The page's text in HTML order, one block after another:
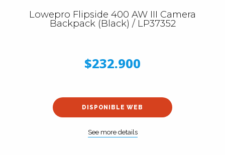
Lowepro Flipside 400 AW III Camera
Backpack (Black) / LP37352
$232.900
DISPONIBLE WEB
See more details